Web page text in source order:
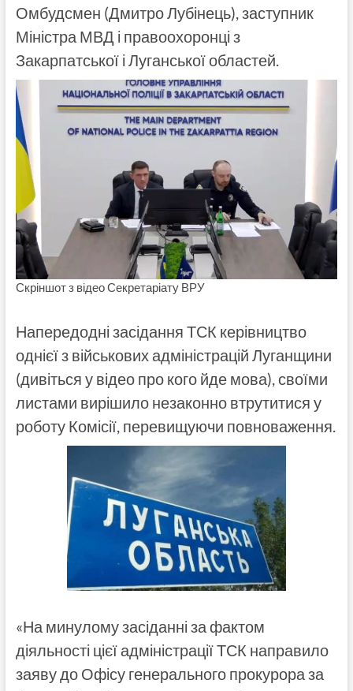
Омбудсмен (Дмитро Лубінець), заступник
Міністра МВД і правоохоронці з
Закарпатської і Луганської областей.
Скріншот з відео Секретаріату ВРУ
Напередодні засідання ТСК керівництво
однієї з військових адміністрацій Луганщини
(дивіться у відео про кого йде мова), своїми
листами вирішило незаконно втрутитися у
роботу Комісії, перевищуючи повноваження.
«На минулому засіданні за фактом
діяльності цієї адміністрації ТСК направило
заяву до Офісу генерального прокурора за